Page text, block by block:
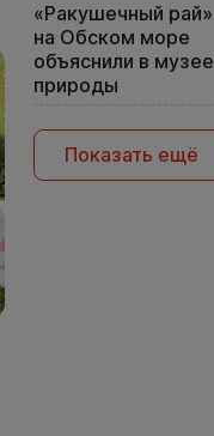
«Ракушечный рай»
на Обском море
объяснили в музее
природы
Показать ещё